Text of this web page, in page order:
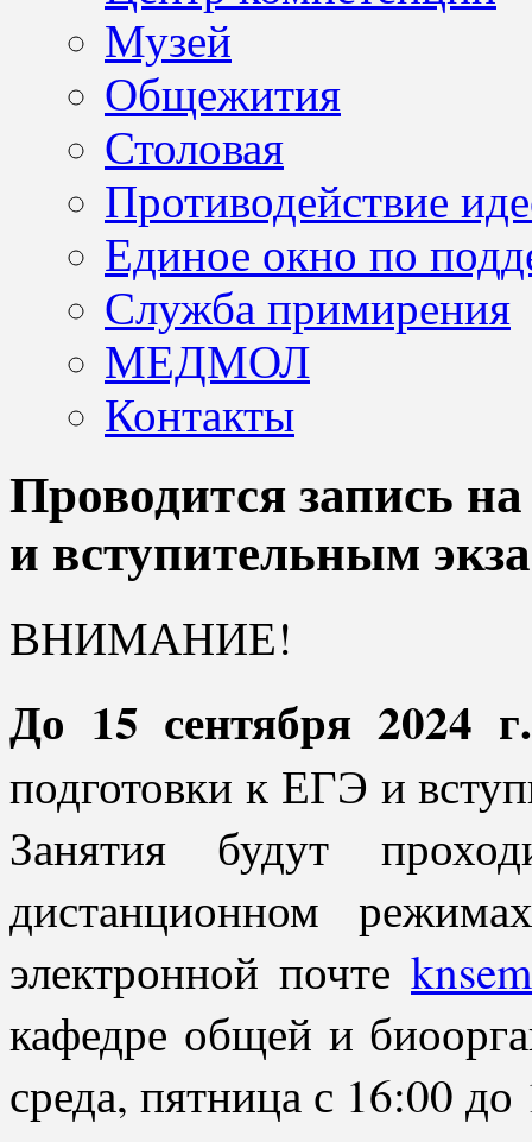
Музей
Общежития
Столовая
Противодействие
Единое окно по
Служба примирения
МЕДМОЛ
Контакты
Проводится запись
и вступительным
ВНИМАНИЕ!
До 15 сентября 2024 г.
подготовки к ЕГЭ и
Занятия будут
дистанционном
электронной почте
кафедре общей и
среда, пятница с 16:00